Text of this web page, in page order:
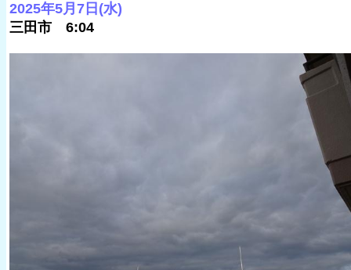
2025年5月7日(水)
三田市 6:04